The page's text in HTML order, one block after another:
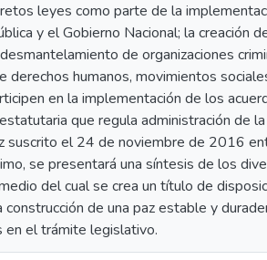
leyes como parte de la
y el Gobierno Nacional; la creación
de organizaciones
derechos humanos, movimientos
en la implementación de los
que regula administración de
suscrito el 24 de noviembre de 2016
se presentará una síntesis de los
del cual se crea un título de
de una paz estable y
en el trámite legislativo.